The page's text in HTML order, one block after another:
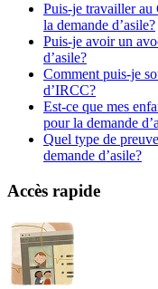
Puis-je travailler au
la demande d’asile?
Puis-je avoir un
d’asile?
Comment puis-je
d’IRCC?
Est-ce que mes
pour la demande
Quel type de
demande d’asile?
Accès rapide